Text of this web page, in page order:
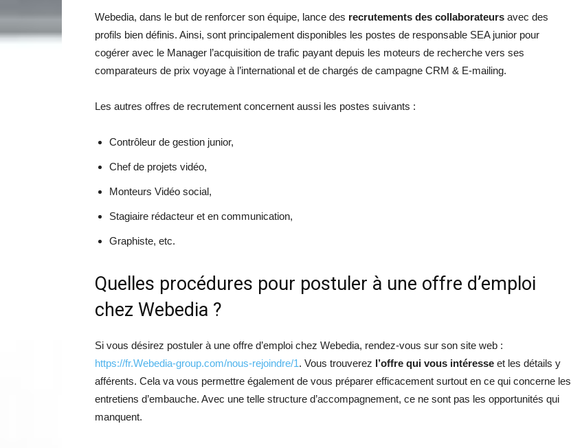
Webedia, dans le but de renforcer son équipe, lance des recrutements des collaborateurs avec des
profils bien définis. Ainsi, sont principalement disponibles les postes de responsable SEA junior pour
cogérer avec le Manager l’acquisition de trafic payant depuis les moteurs de recherche vers ses
comparateurs de prix voyage à l’international et de chargés de campagne CRM & E-mailing.
Les autres offres de recrutement concernent aussi les postes suivants :
Contrôleur de gestion junior,
Chef de projets vidéo,
Monteurs Vidéo social,
Stagiaire rédacteur et en communication,
Graphiste, etc.
Quelles procédures pour postuler à une offre d’emploi
chez Webedia ?
Si vous désirez postuler à une offre d’emploi chez Webedia, rendez-vous sur son site web :
https://fr.Webedia-group.com/nous-rejoindre/1. Vous trouverez l’offre qui vous intéresse et les détails y
afférents. Cela va vous permettre également de vous préparer efficacement surtout en ce qui concerne les
entretiens d’embauche. Avec une telle structure d’accompagnement, ce ne sont pas les opportunités qui
manquent.